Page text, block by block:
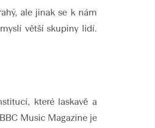
ale jinak se k nám
větší skupiny lidí.
které laskavě a
Music Magazine je